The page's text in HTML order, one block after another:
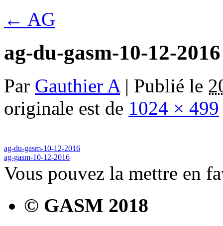
← AG
ag-du-gasm-10-12-2016
Par Gauthier A | Publié le
originale est de 1024 × 499
ag-du-gasm-10-12-2016
ag-gasm-10-12-2016
Vous pouvez la mettre en
© GASM 2018